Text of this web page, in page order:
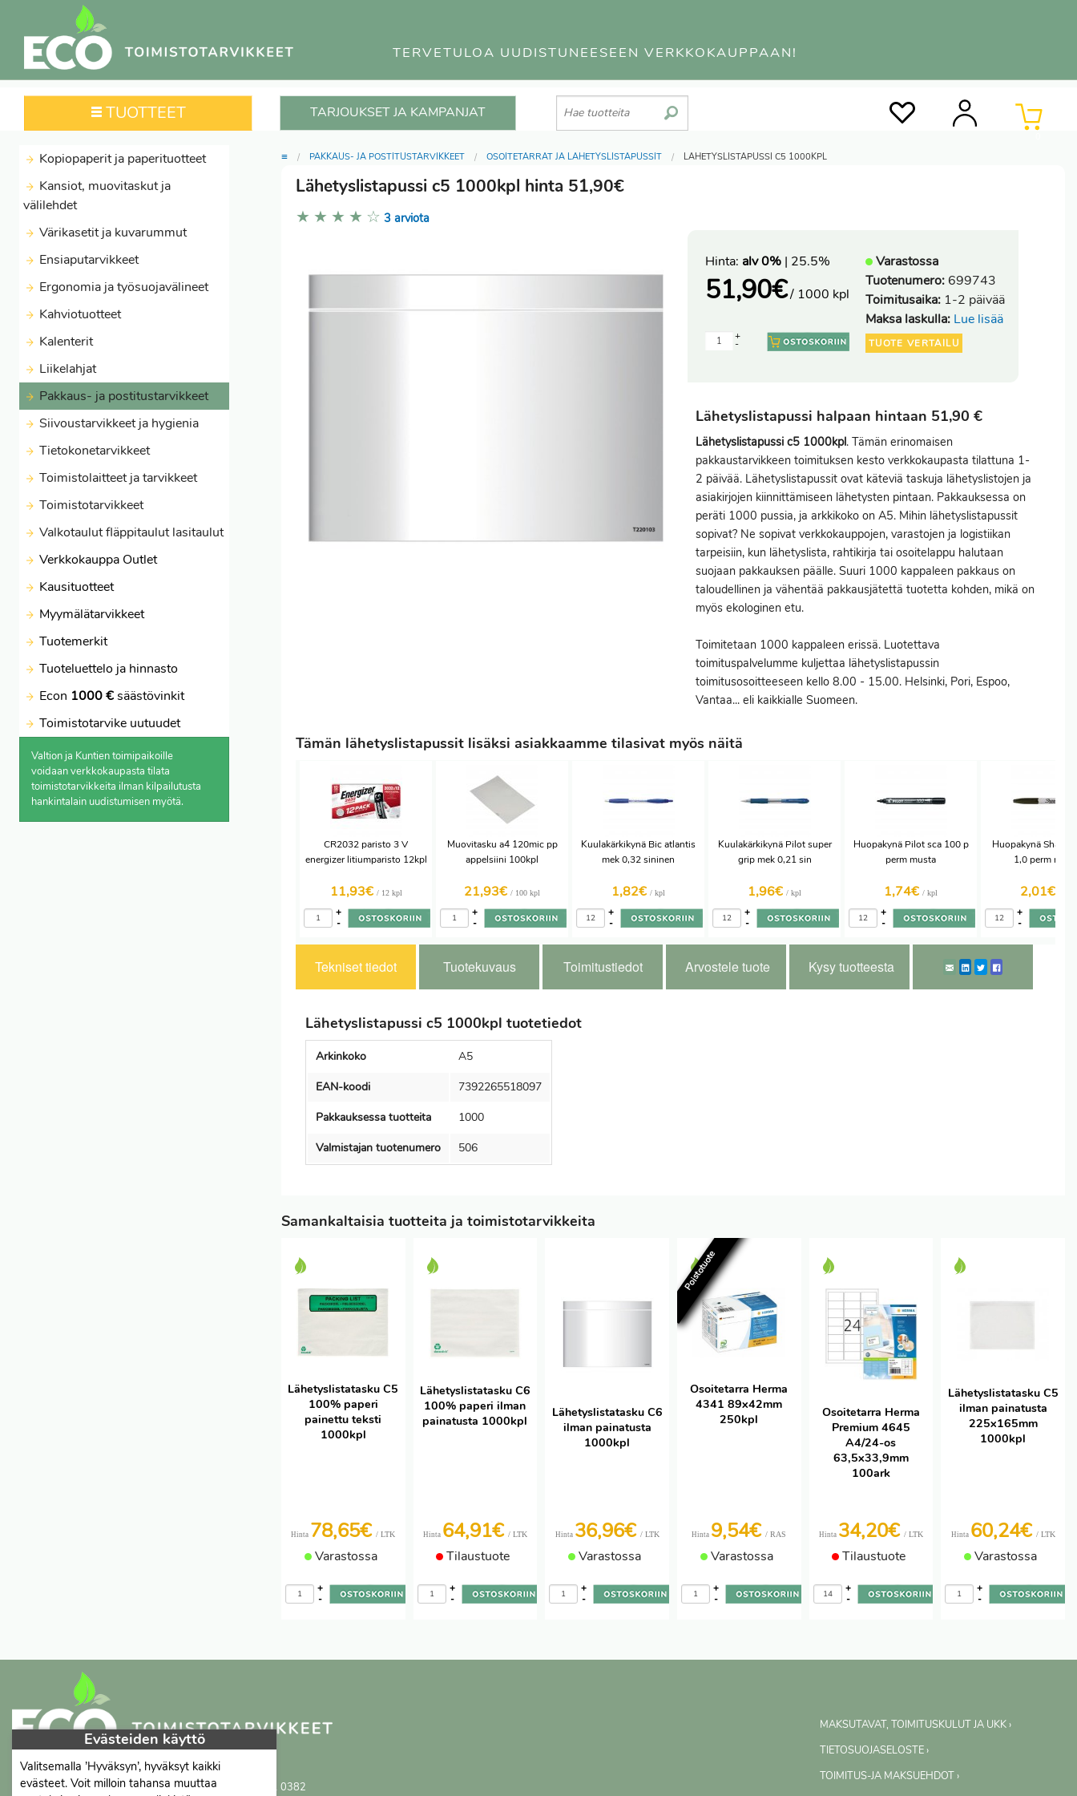
TERVETULOA UUDISTUNEESEEN VERKKOKAUPPAAN!
TUOTTEET TARJOUKSET JA KAMPANJAT
Kopiopaperit ja paperituotteet
Kansiot, muovitaskut ja
välilehdet
Värikasetit ja kuvarummut
Ensiaputarvikkeet
Ergonomia ja työsuojavälineet
Kahviotuotteet
Kalenterit
Liikelahjat
Pakkaus- ja postitustarvikkeet
Siivoustarvikkeet ja hygienia
Tietokonetarvikkeet
Toimistolaitteet ja tarvikkeet
Toimistotarvikkeet
Valkotaulut fläppitaulut lasitaulut
Verkkokauppa Outlet
Kausituotteet
Myymälätarvikkeet
Tuotemerkit
Tuoteluettelo ja hinnasto
Econ 1000 €säästövinkit
Toimistotarvike uutuudet
Valtion ja Kuntien toimipaikoille
voidaan verkkokaupasta tilata
toimistotarvikkeita ilman kilpailutusta
hankintalain uudistumisen myötä.
≡ PAKKAUS- JA POSTITUSTARVIKKEET OSOITETARRAT JA LÄHETYSLISTAPUSSIT LÄHETYSLISTAPUSSI C5 1000KPL
Lähetyslistapussi c5 1000kpl hinta 51,90€
★ ★ ★ ★ ☆ 3 arviota
Hinta: alv 0% | 25.5%
51,90€/ 1000 kpl
-
+
Varastossa
Tuotenumero: 699743
Toimitusaika: 1-2 päivää
Maksa laskulla: Lue lisää
TUOTE VERTAILU
Lähetyslistapussi halpaan hintaan 51,90 €
Lähetyslistapussi c5 1000kpl. Tämän erinomaisen
pakkaustarvikkeen toimituksen kesto verkkokaupasta tilattuna 1-
2 päivää. Lähetyslistapussit ovat käteviä taskuja lähetyslistojen ja
asiakirjojen kiinnittämiseen lähetysten pintaan. Pakkauksessa on
peräti 1000 pussia, ja arkkikoko on A5. Mihin lähetyslistapussit
sopivat? Ne sopivat verkkokauppojen, varastojen ja logistiikan
tarpeisiin, kun lähetyslista, rahtikirja tai osoitelappu halutaan
suojaan pakkauksen päälle. Suuri 1000 kappaleen pakkaus on
taloudellinen ja vähentää pakkausjätettä tuotetta kohden, mikä on
myös ekologinen etu.
Toimitetaan 1000 kappaleen erissä. Luotettava
toimituspalvelumme kuljettaa lähetyslistapussin
toimitusosoitteeseen kello 8.00 - 15.00. Helsinki, Pori, Espoo,
Vantaa... eli kaikkialle Suomeen.
Tämän lähetyslistapussit lisäksi asiakkaamme tilasivat myös näitä
CR2032 paristo 3 V
energizer litiumparisto 12kpl
11,93€ / 12 kpl
-
+
Muovitasku a4 120mic pp
appelsiini 100kpl
21,93€ / 100 kpl
-
+
Kuulakärkikynä Bic atlantis
mek 0,32 sininen
1,82€ / kpl
-
+
Kuulakärkikynä Pilot super
grip mek 0,21 sin
1,96€ / kpl
-
+
Huopakynä Pilot sca 100 p
perm musta
1,74€ / kpl
-
+
Huopakynä
1,0 perm
2,01€
-
+
Tekniset tiedot Tuotekuvaus Toimitustiedot Arvostele tuote Kysy tuotteesta
Lähetyslistapussi c5 1000kpl tuotetiedot
Arkinkoko
A5
EAN-koodi
7392265518097
Pakkauksessa tuotteita
1000
Valmistajan tuotenumero
506
Samankaltaisia tuotteita ja toimistotarvikkeita
Lähetyslistatasku C5
100% paperi
painettu teksti
1000kpl
Hinta 78,65€/ LTK
Varastossa
-
+
Lähetyslistatasku C6
100% paperi ilman
painatusta 1000kpl
Hinta 64,91€ / LTK
Tilaustuote
-
+
Lähetyslistatasku C6
ilman painatusta
1000kpl
Hinta 36,96€ / LTK
Varastossa
-
+
Poistotuote
Osoitetarra Herma
4341 89x42mm
250kpl
Hinta 9,54€/ RAS
Varastossa
-
+
Osoitetarra Herma
Premium 4645
A4/24-os
63,5x33,9mm
100ark
Hinta 34,20€ / LTK
Tilaustuote
-
+
Lähetyslistatasku C5
ilman painatusta
225x165mm
1000kpl
Hinta 60,24€ / LTK
Varastossa
-
+
Proficient Co OyFI07452333
Ma-To 8-16, Pe 8-15 | myynti@proficient.fi | Puh: 050 341 0382
MAKSUTAVAT, TOIMITUSKULUT JA UKK ›
TIETOSUOJASELOSTE ›
TOIMITUS-JA MAKSUEHDOT ›
Evästeiden käyttö
Valitsemalla ’Hyväksyn’, hyväksyt kaikki
evästeet. Voit milloin tahansa muuttaa